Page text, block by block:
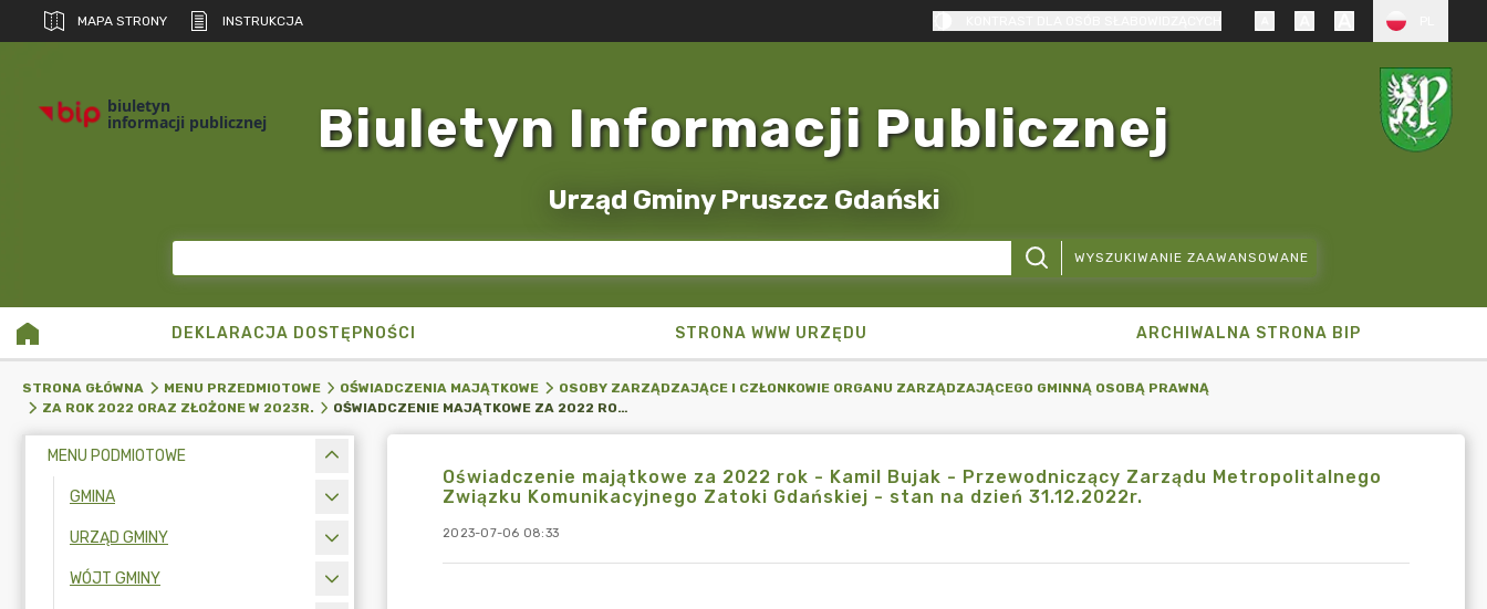
MAPA STRONY INSTRUKCJA
biuletyn
informacji publicznej Biuletyn Informacji Publicznej
Urząd Gminy Pruszcz Gdański
WYSZUKIWANIE ZAAWANSOWANE
DEKLARACJA DOSTĘPNOŚCI STRONA WWW URZĘDU ARCHIWALNA STRONA BIP
STRONA GŁÓWNA MENU PRZEDMIOTOWE OŚWIADCZENIA MAJĄTKOWE
OSOBY ZARZĄDZAJĄCE I CZŁONKOWIE ORGANU ZARZĄDZAJĄCEGO GMINNĄ OSOBĄ PRAWNĄ
ZA ROK 2022 ORAZ ZŁOŻONE W 2023R.
OŚWIADCZENIE MAJĄTKOWE ZA 2022 ROK - KAMIL BUJAK - PRZEWODNICZĄCY ZARZĄDU METROPOLITALNEGO ZWIĄZKU KOMUNIKACYJNEGO ZATOKI GDAŃSKIEJ - STAN NA DZIEŃ 31.12.2022R.
MENU PODMIOTOWE
GMINA
URZĄD GMINY
WÓJT GMINY
Oświadczenie majątkowe za 2022 rok - Kamil Bujak - Przewodniczący Zarządu Metropolitalnego
Związku Komunikacyjnego Zatoki Gdańskiej - stan na dzień 31.12.2022r.
2023-07-06 08:33